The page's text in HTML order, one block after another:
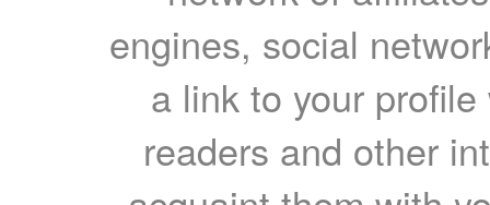
engines, social
a link to your
readers and other